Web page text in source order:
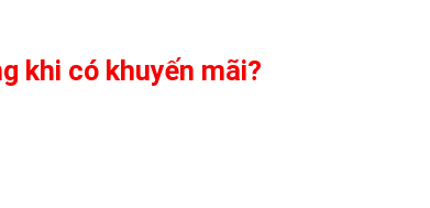
khi có khuyến mãi?